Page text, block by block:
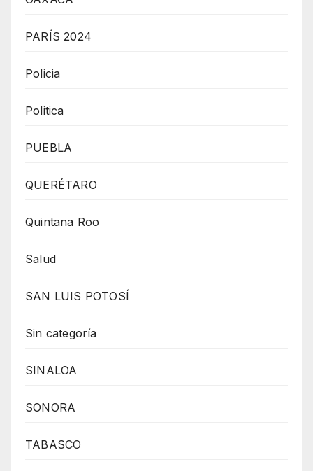
PARÍS 2024
Policia
Politica
PUEBLA
QUERÉTARO
Quintana Roo
Salud
SAN LUIS POTOSÍ
Sin categoría
SINALOA
SONORA
TABASCO